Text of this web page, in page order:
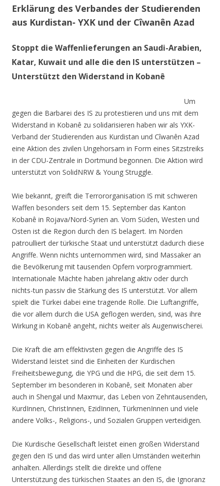
Erklärung des Verbandes der Studierenden
aus Kurdistan- YXK und der Cîwanên Azad
Stoppt die Waffenlieferungen an Saudi-Arabien,
Katar, Kuwait und alle die den IS unterstützen –
Unterstützt den Widerstand in Kobanê
Um
gegen die Barbarei des IS zu protestieren und uns mit dem
Widerstand in Kobanê zu solidarisieren haben wir als YXK-
Verband der Studierenden aus Kurdistan und Cîwanên Azad
eine Aktion des zivilen Ungehorsam in Form eines Sitzstreiks
in der CDU-Zentrale in Dortmund begonnen. Die Aktion wird
unterstützt von SolidNRW & Young Struggle.
Wie bekannt, greift die Terrororganisation IS mit schweren
Waffen besonders seit dem 15. September das Kanton
Kobanê in Rojava/Nord-Syrien an. Vom Süden, Westen und
Osten ist die Region durch den IS belagert. Im Norden
patroulliert der türkische Staat und unterstützt dadurch diese
Angriffe. Wenn nichts unternommen wird, sind Massaker an
die Bevölkerung mit tausenden Opfern vorprogrammiert.
Internationale Mächte haben jahrelang aktiv oder durch
nichts-tun passiv die Stärkung des IS unterstützt. Vor allem
spielt die Türkei dabei eine tragende Rolle. Die Luftangriffe,
die vor allem durch die USA geflogen werden, sind, was ihre
Wirkung in Kobanê angeht, nichts weiter als Augenwischerei.
Die Kraft die am effektivsten gegen die Angriffe des IS
Widerstand leistet sind die Einheiten der Kurdischen
Freiheitsbewegung, die YPG und die HPG, die seit dem 15.
September im besonderen in Kobanê, seit Monaten aber
auch in Shengal und Maxmur, das Leben von Zehntausenden,
KurdInnen, ChristInnen, EzidInnen, TürkmenInnen und viele
andere Volks-, Religions-, und Sozialen Gruppen verteidigen.
Die Kurdische Gesellschaft leistet einen großen Widerstand
gegen den IS und das wird unter allen Umständen weiterhin
anhalten. Allerdings stellt die direkte und offene
Unterstützung des türkischen Staates an den IS, die Ignoranz